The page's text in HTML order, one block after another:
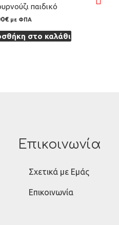
παιδικό
€ με ΦΠΑ
στο καλάθι
Επικοινωνία
Σχετικά με Εμάς
Επικοινωνία